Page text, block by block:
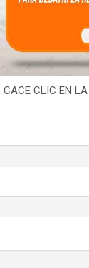
CACE CLIC EN